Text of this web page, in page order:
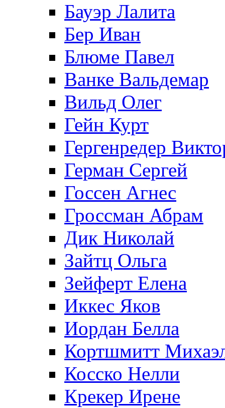
Бауэр Лалита
Бер Иван
Блюме Павел
Ванке Вальдемар
Вильд Олег
Гейн Курт
Гергенредер
Герман Сергей
Госсен Агнес
Гроссман Абрам
Дик Николай
Зайтц Ольга
Зейферт Елена
Иккес Яков
Иордан Белла
Кортшмитт
Косско Нелли
Крекер Ирене